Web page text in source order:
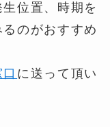
位置、時期を
のがおすすめ
に送って頂い